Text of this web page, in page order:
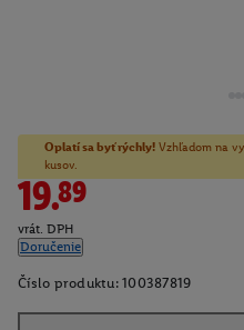
Oplatí sa byť rýchly! Vzhľadom na
kusov.
19.89
vrát. DPH
Doručenie
Číslo produktu: 100387819